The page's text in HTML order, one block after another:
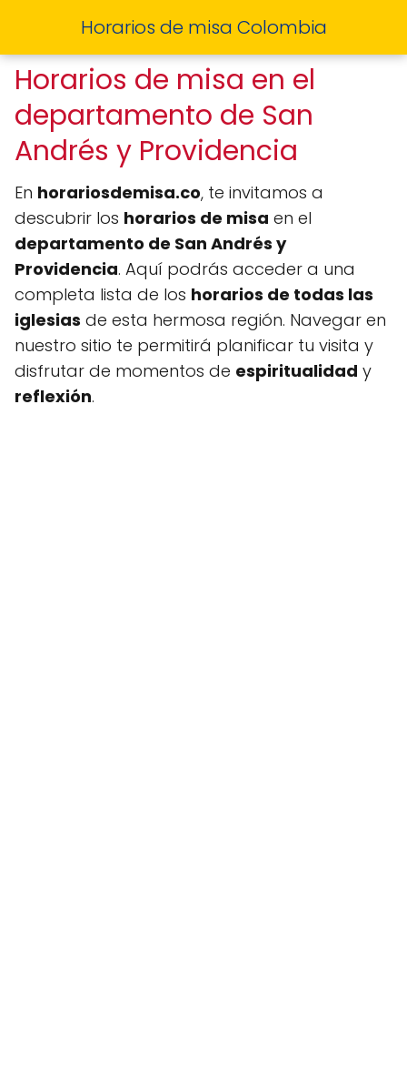
Horarios de misa Colombia
Horarios de misa en el
departamento de San
Andrés y Providencia
En horariosdemisa.co, te invitamos a
descubrir los horarios de misa en el
departamento de San Andrés y
Providencia. Aquí podrás acceder a una
completa lista de los horarios de todas las
iglesias de esta hermosa región. Navegar en
nuestro sitio te permitirá planificar tu visita y
disfrutar de momentos de espiritualidad y
reflexión.